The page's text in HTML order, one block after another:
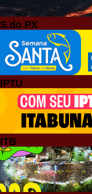
S.do PX
IPTU
ITB